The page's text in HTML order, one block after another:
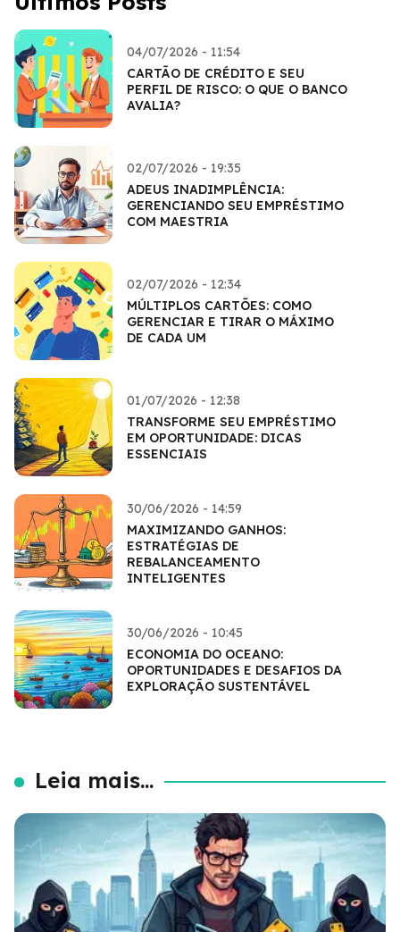
04/07/2026 - 11:54
CARTÃO DE CRÉDITO E SEU
PERFIL DE RISCO: O QUE O BANCO
AVALIA?
02/07/2026 - 19:35
ADEUS INADIMPLÊNCIA:
GERENCIANDO SEU EMPRÉSTIMO
COM MAESTRIA
02/07/2026 - 12:34
MÚLTIPLOS CARTÕES: COMO
GERENCIAR E TIRAR O MÁXIMO
DE CADA UM
01/07/2026 - 12:38
TRANSFORME SEU EMPRÉSTIMO
EM OPORTUNIDADE: DICAS
ESSENCIAIS
30/06/2026 - 14:59
MAXIMIZANDO GANHOS:
ESTRATÉGIAS DE
REBALANCEAMENTO
INTELIGENTES
30/06/2026 - 10:45
ECONOMIA DO OCEANO:
OPORTUNIDADES E DESAFIOS DA
EXPLORAÇÃO SUSTENTÁVEL
Leia mais...